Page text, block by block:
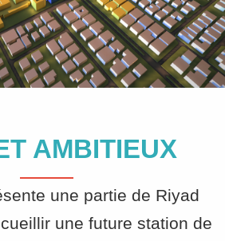
AMBITIEUX
une partie de Riyad
une future station de